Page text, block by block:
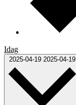
Idag
2025-04-19 2025-04-19